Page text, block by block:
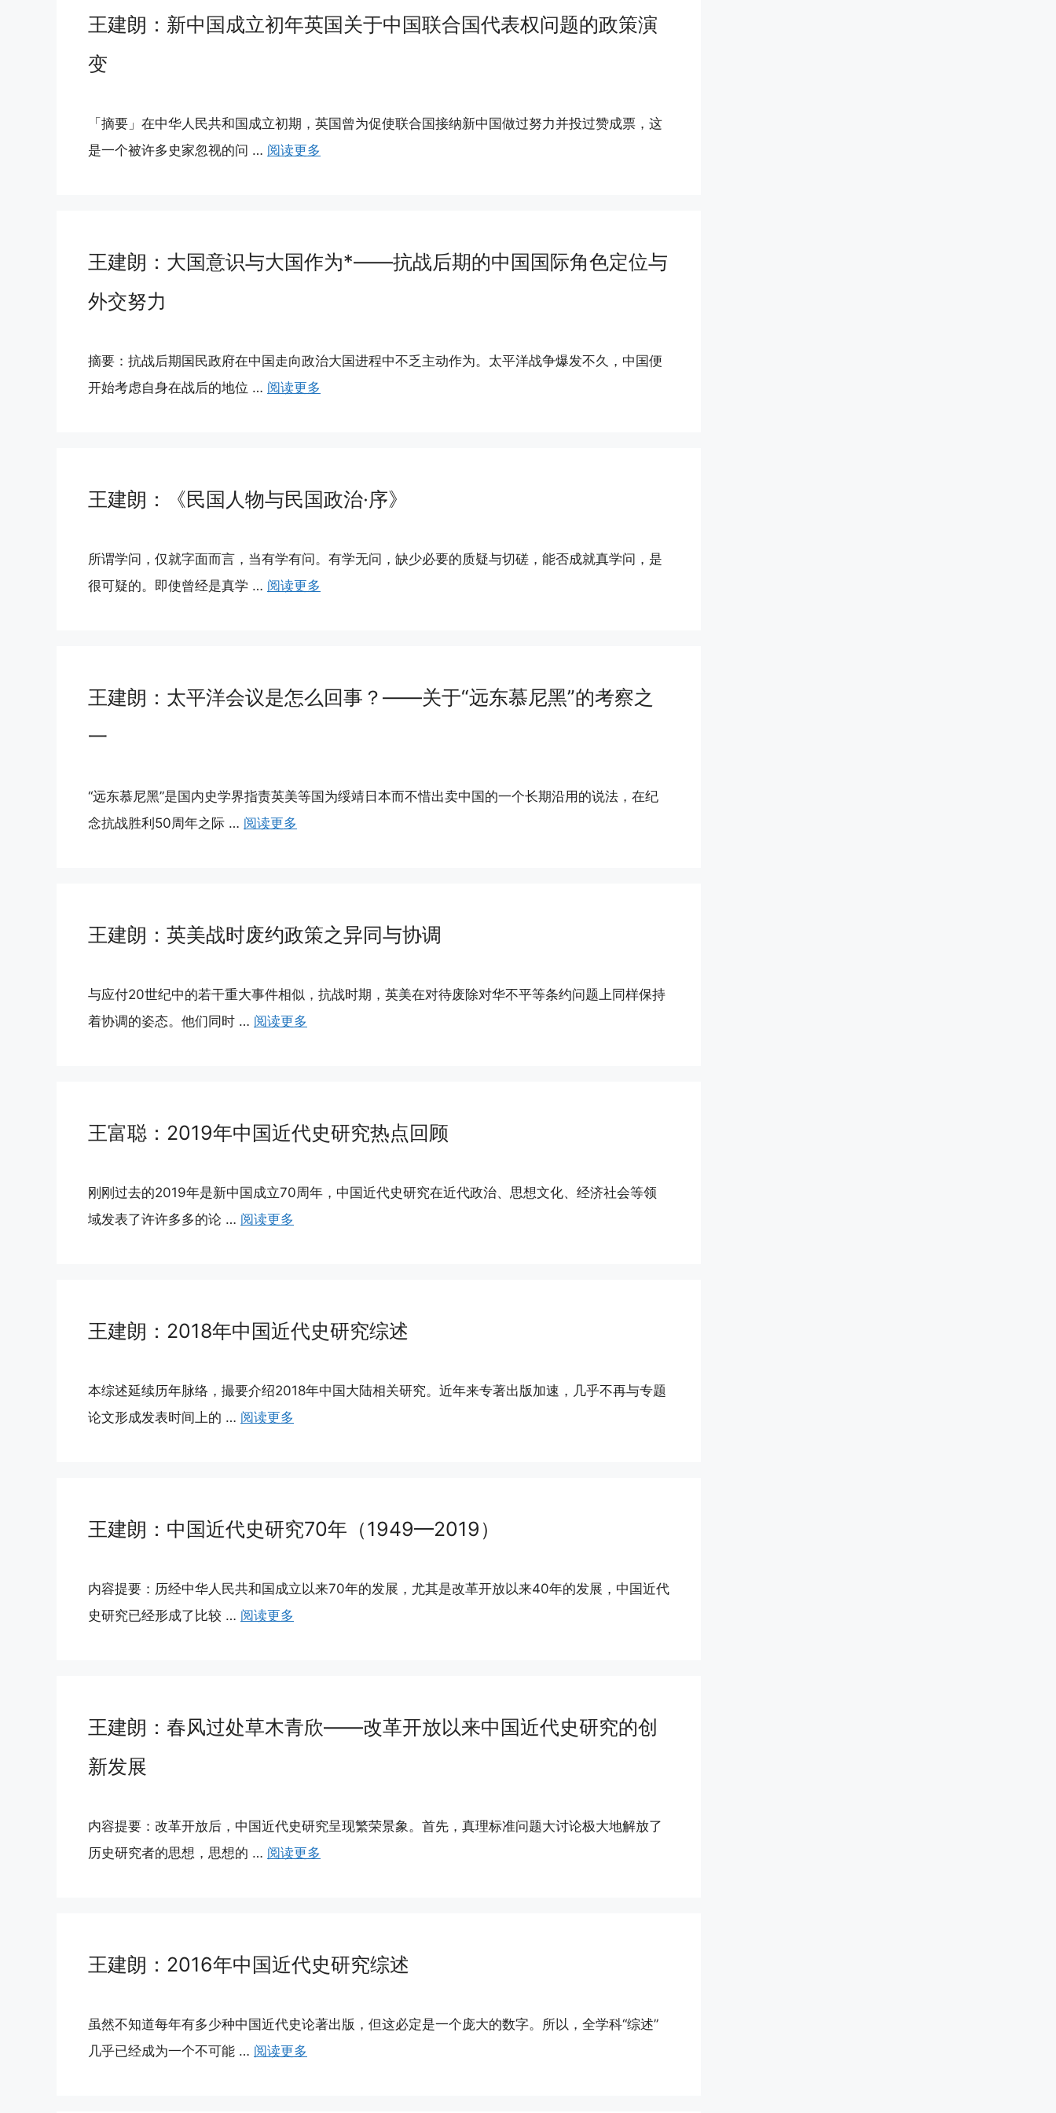
王建朗：新中国成立初年英国关于中国联合国代表权问题的政策演
变
「摘要」在中华人民共和国成立初期，英国曾为促使联合国接纳新中国做过努力并投过赞成票，这
是一个被许多史家忽视的问 … 阅读更多
王建朗：大国意识与大国作为*——抗战后期的中国国际角色定位与
外交努力
摘要：抗战后期国民政府在中国走向政治大国进程中不乏主动作为。太平洋战争爆发不久，中国便
开始考虑自身在战后的地位 … 阅读更多
王建朗：《民国人物与民国政治·序》
所谓学问，仅就字面而言，当有学有问。有学无问，缺少必要的质疑与切磋，能否成就真学问，是
很可疑的。即使曾经是真学 … 阅读更多
王建朗：太平洋会议是怎么回事？——关于“远东慕尼黑”的考察之
一
“远东慕尼黑”是国内史学界指责英美等国为绥靖日本而不惜出卖中国的一个长期沿用的说法，在纪
念抗战胜利50周年之际 … 阅读更多
王建朗：英美战时废约政策之异同与协调
与应付20世纪中的若干重大事件相似，抗战时期，英美在对待废除对华不平等条约问题上同样保持
着协调的姿态。他们同时 … 阅读更多
王富聪：2019年中国近代史研究热点回顾
刚刚过去的2019年是新中国成立70周年，中国近代史研究在近代政治、思想文化、经济社会等领
域发表了许许多多的论 … 阅读更多
王建朗：2018年中国近代史研究综述
本综述延续历年脉络，撮要介绍2018年中国大陆相关研究。近年来专著出版加速，几乎不再与专题
论文形成发表时间上的 … 阅读更多
王建朗：中国近代史研究70年（1949—2019）
内容提要：历经中华人民共和国成立以来70年的发展，尤其是改革开放以来40年的发展，中国近代
史研究已经形成了比较 … 阅读更多
王建朗：春风过处草木青欣——改革开放以来中国近代史研究的创
新发展
内容提要：改革开放后，中国近代史研究呈现繁荣景象。首先，真理标准问题大讨论极大地解放了
历史研究者的思想，思想的 … 阅读更多
王建朗：2016年中国近代史研究综述
虽然不知道每年有多少种中国近代史论著出版，但这必定是一个庞大的数字。所以，全学科“综述”
几乎已经成为一个不可能 … 阅读更多